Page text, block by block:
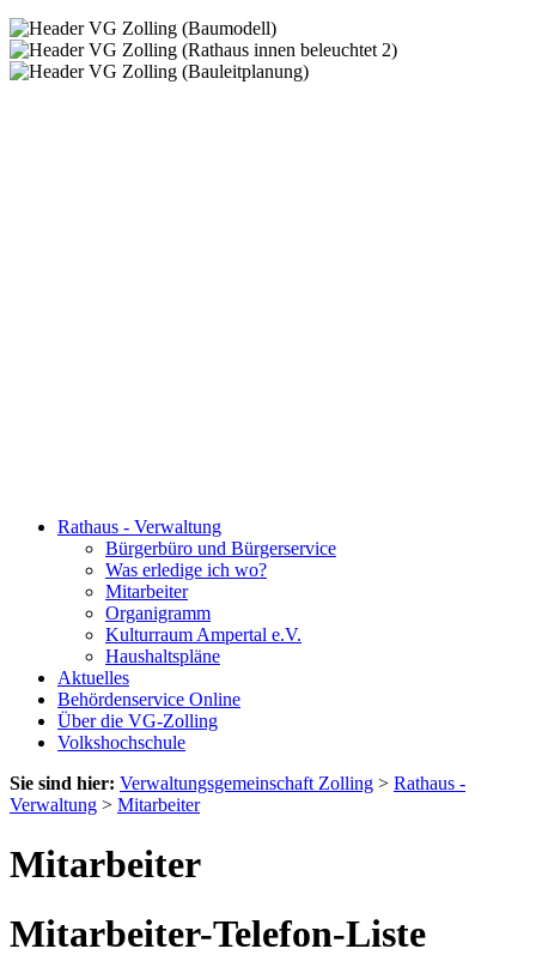
Rathaus - Verwaltung
Bürgerbüro und Bürgerservice
Was erledige ich wo?
Mitarbeiter
Organigramm
Kulturraum Ampertal e.V.
Haushaltspläne
Aktuelles
Behördenservice Online
Über die VG-Zolling
Volkshochschule
Sie sind hier: Verwaltungsgemeinschaft Zolling > Rathaus -
Verwaltung > Mitarbeiter
Mitarbeiter
Mitarbeiter-Telefon-Liste